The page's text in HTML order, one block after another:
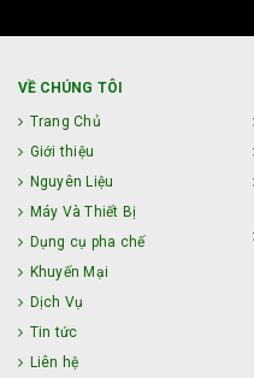
VỀ CHÚNG TÔI
Trang Chủ
Giới thiệu
Nguyên Liệu
Máy Và Thiết Bị
Dụng cụ pha chế
Khuyến Mại
Dịch Vụ
Tin tức
Liên hệ